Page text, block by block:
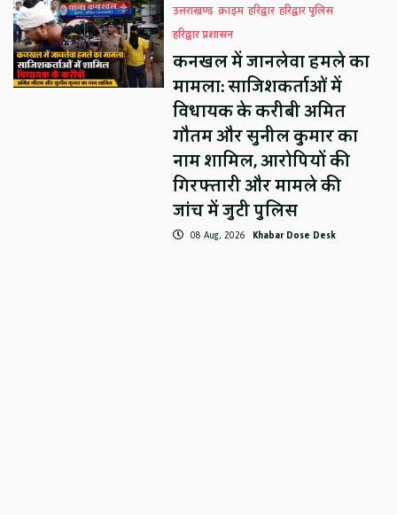
उत्तराखण्ड क्राइम हरिद्वार हरिद्वार पुलिस
हरिद्वार प्रशासन
कनखल में जानलेवा हमले का
मामला: साजिशकर्ताओं में
विधायक के करीबी अमित
गौतम और सुनील कुमार का
नाम शामिल, आरोपियों की
गिरफ्तारी और मामले की
जांच में जुटी पुलिस
08 Aug, 2026 Khabar Dose Desk